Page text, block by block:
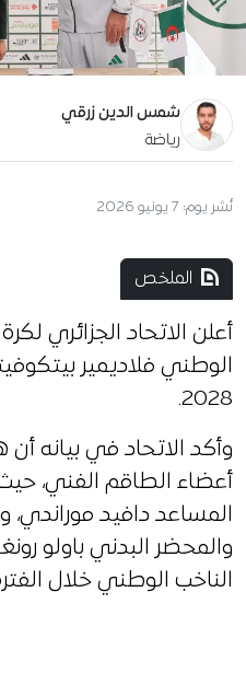
شمس الدين زرقي
رياضة
نُشر يوم: 7 يونيو 2026
الملخص
أعلن الاتحاد الجزائري
2028.
وأكد الاتحاد في بيانه
أعضاء الطاقم الفني،
المساعد دافيد موراندي،
والمحضر البدني باولو
الناخب الوطني خلال